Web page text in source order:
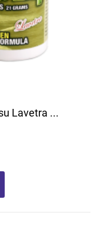
Lavetra ...